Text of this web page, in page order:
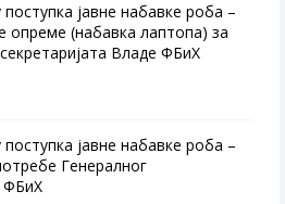
јавне набавке роба –
опреме (набавка лаптопа) за
Владе ФБиХ
јавне набавке роба –
Генералног
ФБиХ